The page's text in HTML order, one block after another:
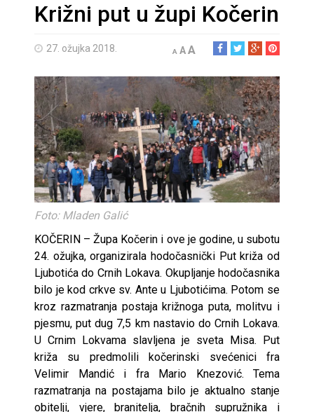
Križni put u župi Kočerin
27. ožujka 2018. A AA
Foto: Mladen Galić
KOČERIN – Župa Kočerin i ove je godine, u subotu
24. ožujka, organizirala hodočasnički Put križa od
Ljubotića do Crnih Lokava. Okupljanje hodočasnika
bilo je kod crkve sv. Ante u Ljubotićima. Potom se
kroz razmatranja postaja križnoga puta, molitvu i
pjesmu, put dug 7,5 km nastavio do Crnih Lokava.
U Crnim Lokvama slavljena je sveta Misa. Put
križa su predmolili kočerinski svećenici fra
Velimir Mandić i fra Mario Knezović. Tema
razmatranja na postajama bilo je aktualno stanje
obitelji, vjere, branitelja, bračnih supružnika i